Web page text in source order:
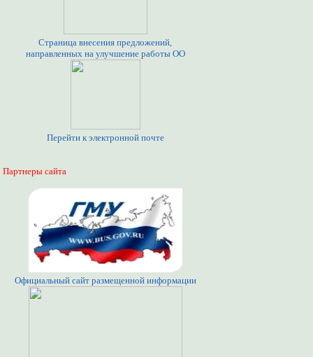
Страница внесения предложений,
направленных на улучшение работы ОО
Перейти к электронной почте
Партнеры сайта
Официальный сайт размещенной информации